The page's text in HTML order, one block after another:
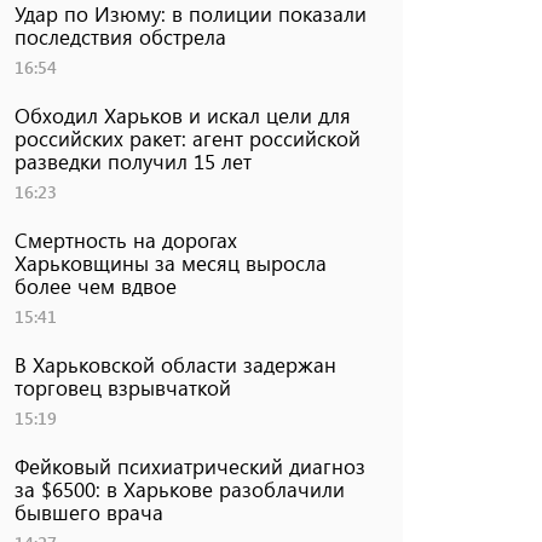
Удар по Изюму: в полиции показали
последствия обстрела
16:54
Обходил Харьков и искал цели для
российских ракет: агент российской
разведки получил 15 лет
16:23
Смертность на дорогах
Харьковщины за месяц выросла
более чем вдвое
15:41
В Харьковской области задержан
торговец взрывчаткой
15:19
Фейковый психиатрический диагноз
за $6500: в Харькове разоблачили
бывшего врача